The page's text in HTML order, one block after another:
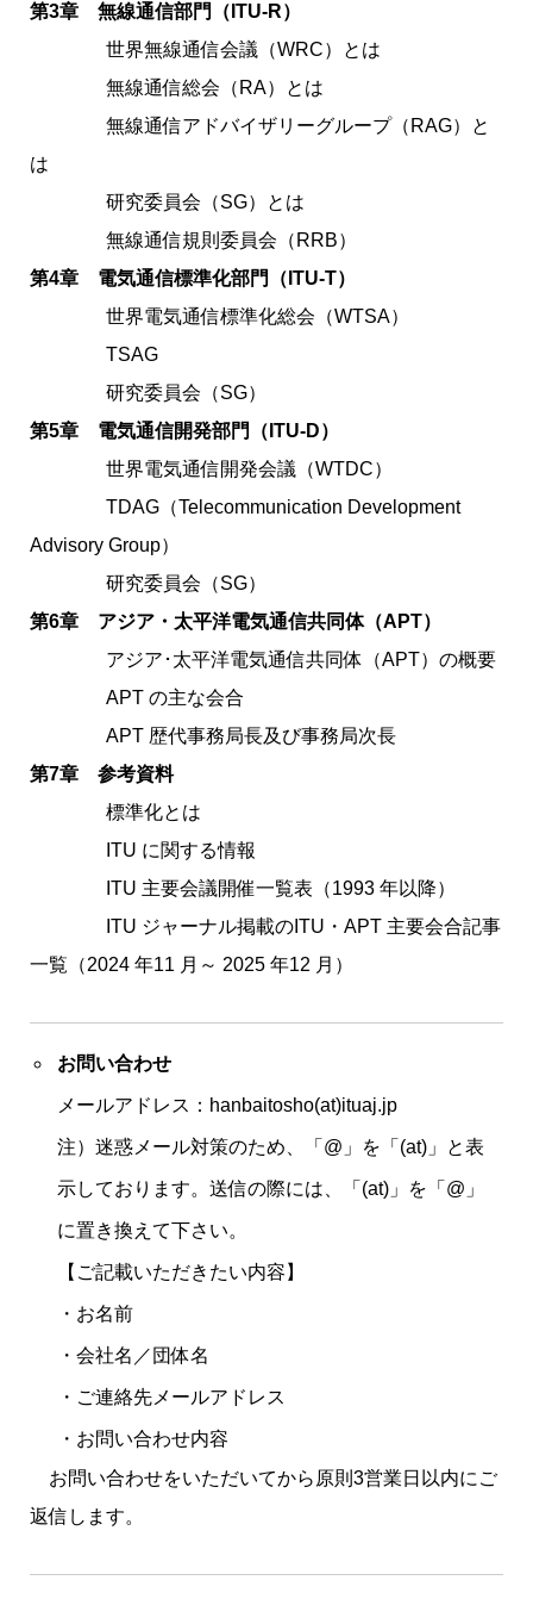
第3章 無線通信部門（ITU-R）
世界無線通信会議（WRC）とは
無線通信総会（RA）とは
無線通信アドバイザリーグループ（RAG）と
は
研究委員会（SG）とは
無線通信規則委員会（RRB）
第4章 電気通信標準化部門（ITU-T）
世界電気通信標準化総会（WTSA）
TSAG
研究委員会（SG）
第5章 電気通信開発部門（ITU-D）
世界電気通信開発会議（WTDC）
TDAG（Telecommunication Development
Advisory Group）
研究委員会（SG）
第6章 アジア・太平洋電気通信共同体（APT）
アジア･太平洋電気通信共同体（APT）の概要
APT の主な会合
APT 歴代事務局長及び事務局次長
第7章 参考資料
標準化とは
ITU に関する情報
ITU 主要会議開催一覧表（1993 年以降）
ITU ジャーナル掲載のITU・APT 主要会合記事
一覧（2024 年11 月～ 2025 年12 月）
お問い合わせ
メールアドレス： hanbaitosho(at)ituaj.jp
注）迷惑メール対策のため、「 @ 」を「 (at) 」と表
示しております。送信の際には、「 (at) 」を「 @ 」
に置き換えて下さい。
【 ご記載いただきたい内容 】
・お名前
・会社名／団体名
・ご連絡先メールアドレス
・お問い合わせ内容
お問い合わせをいただいてから原則 3営業日以内にご
返信します。